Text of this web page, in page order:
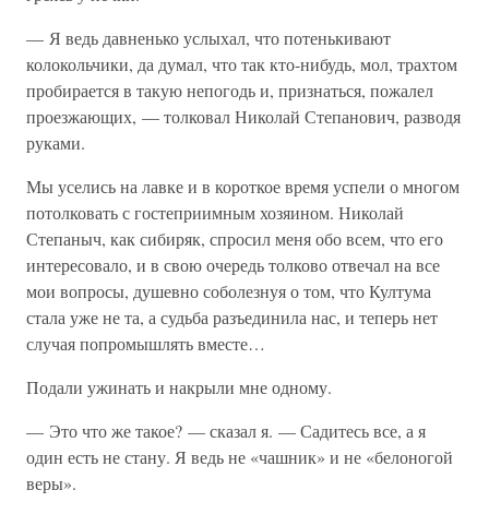
— Я ведь давненько услыхал, что потенькивают
колокольчики, да думал, что так кто-нибудь, мол, трахтом
пробирается в такую непогодь и, признаться, пожалел
проезжающих, — толковал Николай Степанович, разводя
руками.
Мы уселись на лавке и в короткое время успели о многом
потолковать с гостеприимным хозяином. Николай
Степаныч, как сибиряк, спросил меня обо всем, что его
интересовало, и в свою очередь толково отвечал на все
мои вопросы, душевно соболезнуя о том, что Култума
стала уже не та, а судьба разъединила нас, и теперь нет
случая попромышлять вместе…
Подали ужинать и накрыли мне одному.
— Это что же такое? — сказал я. — Садитесь все, а я
один есть не стану. Я ведь не «чашник» и не «белоногой
веры».